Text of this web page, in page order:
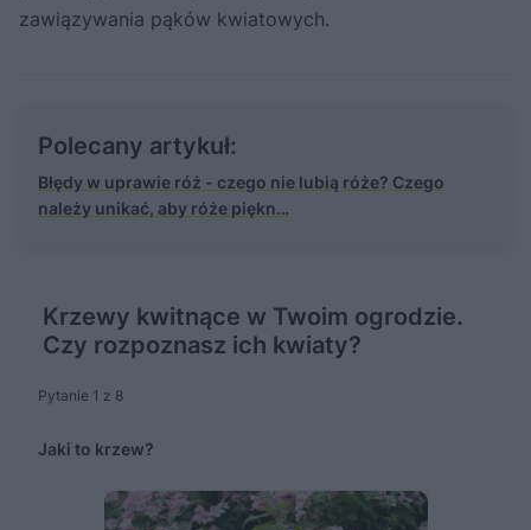
zawiązywania pąków kwiatowych.
Polecany artykuł:
Błędy w uprawie róż - czego nie lubią róże? Czego
należy unikać, aby róże piękn…
Krzewy kwitnące w Twoim ogrodzie.
Czy rozpoznasz ich kwiaty?
Pytanie 1 z 8
Jaki to krzew?